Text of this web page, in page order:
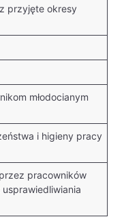
przyjęte okresy
młodocianym
i higieny pracy
pracowników